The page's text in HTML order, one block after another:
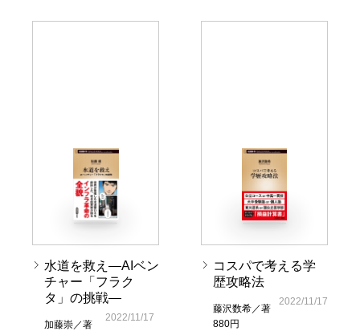
水道を救え―AIベン
チャー「フラク
タ」の挑戦―
加藤崇／著
2022/11/17
コスパで考える学
歴攻略法
藤沢数希／著
880円
2022/11/17